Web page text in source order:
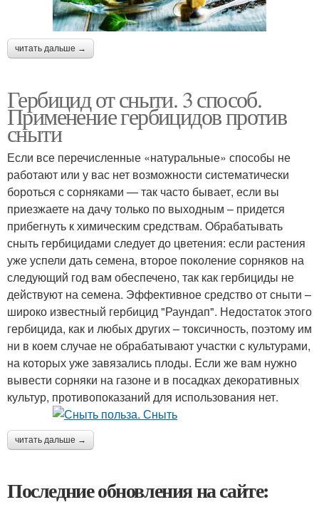
читать дальше →
Гербицид от сныти. 3 способ.
Применение гербицидов против
сныти
Если все перечисленные «натуральные» способы не
работают или у вас нет возможности систематически
бороться с сорняками — так часто бывает, если вы
приезжаете на дачу только по выходным – придется
прибегнуть к химическим средствам. Обрабатывать
сныть гербицидами следует до цветения: если растения
уже успели дать семена, второе поколение сорняков на
следующий год вам обеспечено, так как гербициды не
действуют на семена. Эффективное средство от сныти –
широко известный гербицид "Раундап". Недостаток этого
гербицида, как и любых других – токсичность, поэтому им
ни в коем случае не обрабатывают участки с культурами,
на которых уже завязались плоды. Если же вам нужно
вывести сорняки на газоне и в посадках декоративных
культур, противопоказаний для использования нет.
читать дальше →
Последние обновления на сайте: